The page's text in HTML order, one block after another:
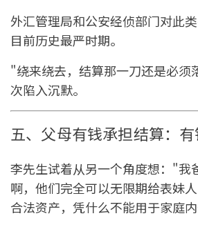
外汇管理局和公安经侦部门对此
目前历史最严时期。
"绕来绕去，结算那一刀还是必须
次陷入沉默。
五、父母有钱承担结算：
李先生试着从另一个角度想："我
啊，他们完全可以无限期给表妹
合法资产，凭什么不能用于家庭